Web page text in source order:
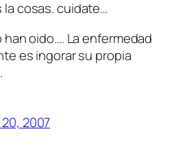
cosas. cuidate…
han oido…. La enfermedad
es ingorar su propia
2007